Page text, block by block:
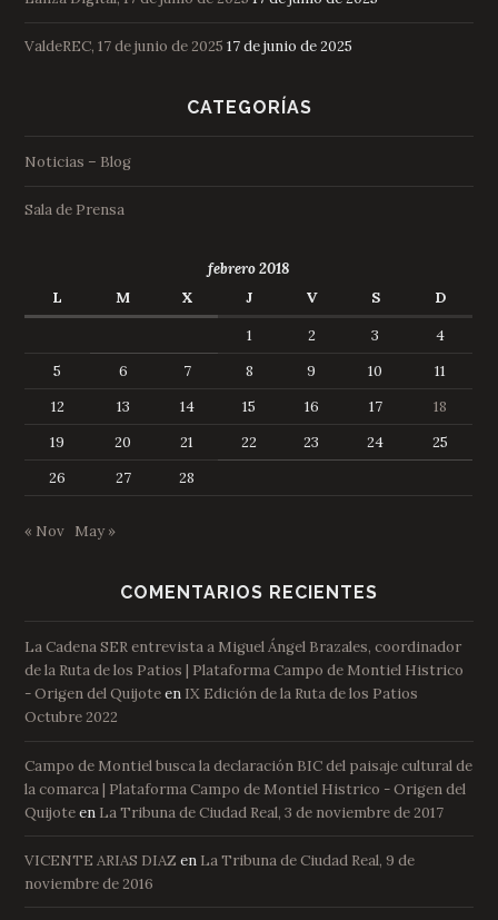
ValdeREC, 17 de junio de 2025 17 de junio de 2025
CATEGORÍAS
Noticias – Blog
Sala de Prensa
febrero 2018
L
M X J V S
D
1
2 3
4
5
6 7 8 9 10
11
12
13 14 15 16 17
18
19
20 21 22 23 24
25
26
27 28
« Nov May »
COMENTARIOS RECIENTES
La Cadena SER entrevista a Miguel Ángel Brazales, coordinador
de la Ruta de los Patios | Plataforma Campo de Montiel Histrico
- Origen del Quijoteen IX Edición de la Ruta de los Patios
Octubre 2022
Campo de Montiel busca la declaración BIC del paisaje cultural de
la comarca | Plataforma Campo de Montiel Histrico - Origen del
Quijoteen La Tribuna de Ciudad Real, 3 de noviembre de 2017
VICENTE ARIAS DIAZ en La Tribuna de Ciudad Real, 9 de
noviembre de 2016